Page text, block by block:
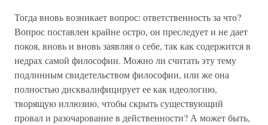
Тогда вновь возникает вопрос: ответственность за что?
Вопрос поставлен крайне остро, он преследует и не дает
покоя, вновь и вновь заявляя о себе, так как содержится в
недрах самой философии. Можно ли считать эту тему
подлинным свидетельством философии, или же она
полностью дисквалифицирует ее как идеологию,
творящую иллюзию, чтобы скрыть существующий
провал и разочарование в действенности? А может быть,